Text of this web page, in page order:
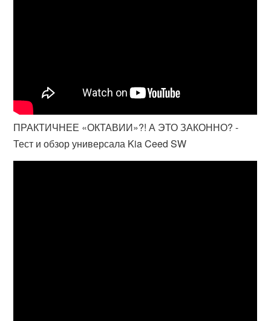
ПРАКТИЧНЕЕ «ОКТАВИИ»?! А ЭТО ЗАКОННО? -
Тест и обзор универсала Kia Ceed SW